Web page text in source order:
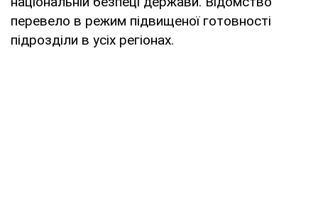
перевело в режим підвищеної готовності
підрозділи в усіх регіонах.